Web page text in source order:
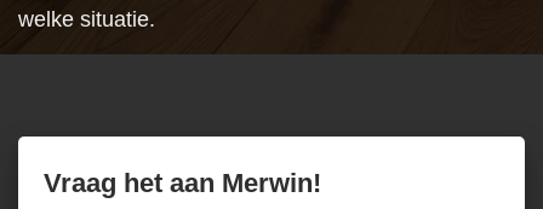
welke situatie.
Vraag het aan Merwin!